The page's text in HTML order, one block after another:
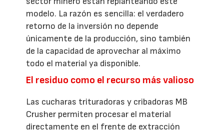
modelo. La razón es sencilla: el verdadero
retorno de la inversión no depende
únicamente de la producción, sino también
de la capacidad de aprovechar al máximo
todo el material ya disponible.
El residuo como el recurso más valioso
Las cucharas trituradoras y cribadoras MB
Crusher permiten procesar el material
directamente en el frente de extracción